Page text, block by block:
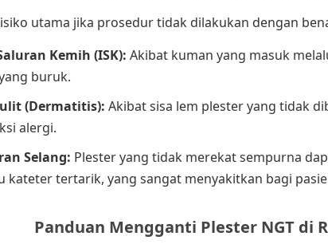
utama jika prosedur tidak dilakukan dengan
Kemih (ISK): Akibat kuman yang masuk
buruk.
(Dermatitis): Akibat sisa lem plester yang tidak
alergi.
Selang: Plester yang tidak merekat sempurna
kateter tertarik, yang sangat menyakitkan bagi
Panduan Mengganti Plester NGT di